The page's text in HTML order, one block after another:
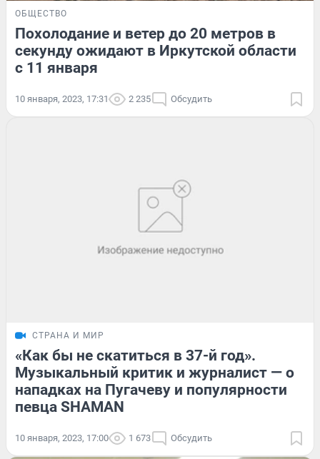
ОБЩЕСТВО
Похолодание и ветер до 20 метров в
секунду ожидают в Иркутской области
с 11 января
10 января, 2023, 17:31 2 235 Обсудить
СТРАНА И МИР
«Как бы не скатиться в 37-й год».
Музыкальный критик и журналист — о
нападках на Пугачеву и популярности
певца SHAMAN
10 января, 2023, 17:00 1 673 Обсудить